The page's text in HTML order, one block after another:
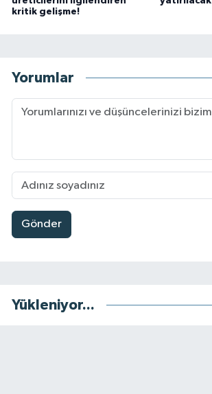
kritik gelişme!
Yorumlar
Gönder
Yükleniyor...